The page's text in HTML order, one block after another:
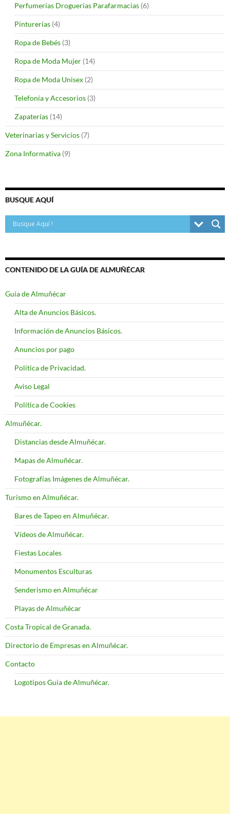
Perfumerías Droguerías Parafarmacias (6)
Pinturerías (4)
Ropa de Bebés (3)
Ropa de Moda Mujer (14)
Ropa de Moda Unisex (2)
Telefonía y Accesorios (3)
Zapaterías (14)
Veterinarias y Servicios (7)
Zona Informativa (9)
BUSQUE AQUÍ
CONTENIDO DE LA GUÍA DE ALMUÑÉCAR
Guía de Almuñécar
Alta de Anuncios Básicos.
Información de Anuncios Básicos.
Anuncios por pago
Política de Privacidad.
Aviso Legal
Política de Cookies
Almuñécar.
Distancias desde Almuñécar.
Mapas de Almuñécar.
Fotografías Imágenes de Almuñécar.
Turismo en Almuñécar.
Bares de Tapeo en Almuñécar.
Vídeos de Almuñécar.
Fiestas Locales
Monumentos Esculturas
Senderismo en Almuñécar
Playas de Almuñécar
Costa Tropical de Granada.
Directorio de Empresas en Almuñécar.
Contacto
Logotipos Guía de Almuñécar.